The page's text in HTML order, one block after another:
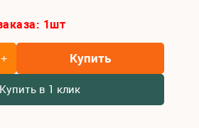
1шт
+ Купить
Купить в 1 клик